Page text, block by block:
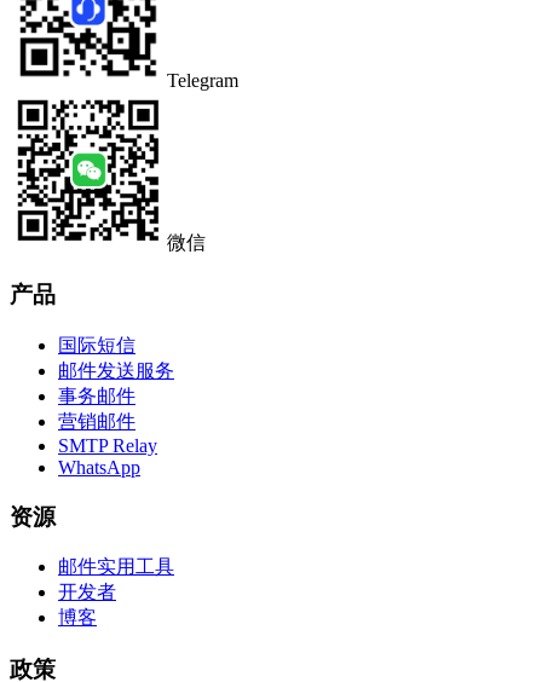
Telegram
微信
产品
国际短信
邮件发送服务
事务邮件
营销邮件
SMTP Relay
WhatsApp
资源
邮件实用工具
开发者
博客
政策